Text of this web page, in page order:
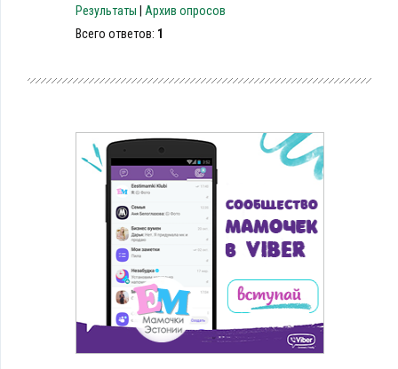
Результаты
Архив опросов
Всего ответов: 1